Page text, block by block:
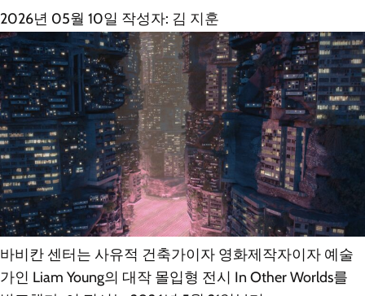
2026년 05월 10일 작성자: 김 지훈
바비칸 센터는 사유적 건축가이자 영화제작자이자 예술
가인 Liam Young의 대작 몰입형 전시 In Other Worlds를